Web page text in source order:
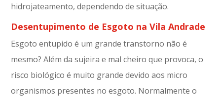
hidrojateamento, dependendo de situação.
Desentupimento de Esgoto na Vila Andrade
Esgoto entupido é um grande transtorno não é
mesmo? Além da sujeira e mal cheiro que provoca, o
risco biológico é muito grande devido aos micro
organismos presentes no esgoto. Normalmente o